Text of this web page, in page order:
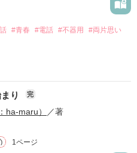
#青春 #電話 #不器用
#両片思い
う
り 完
ha-maru） ／著
1ページ